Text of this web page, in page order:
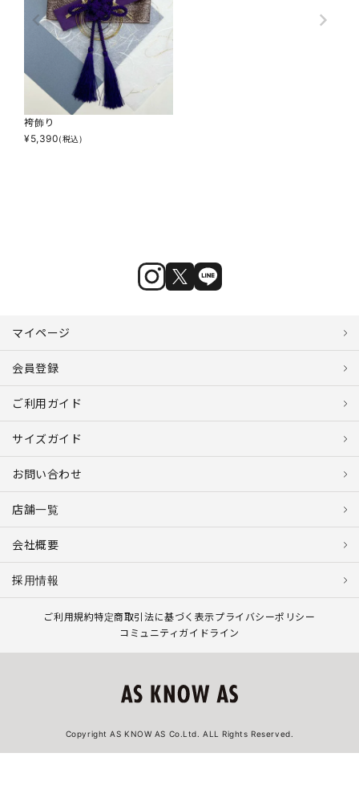
袴飾り
¥5,390(税込)
マイページ
会員登録
ご利用ガイド
サイズガイド
お問い合わせ
店舗一覧
会社概要
採用情報
ご利用規約特定商取引法に基づく表示プライバシーポリシー
コミュニティガイドライン
Copyright AS KNOW AS Co.Ltd. ALL Rights Reserved.